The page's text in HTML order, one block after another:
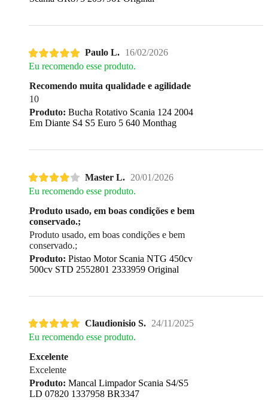
Paulo L. 16/02/2026
Eu recomendo esse produto.
Recomendo muita qualidade e agilidade
10
Produto: Bucha Rotativo Scania 124 2004
Em Diante S4 S5 Euro 5 640 Monthag
Master L. 20/01/2026
Eu recomendo esse produto.
Produto usado, em boas condições e bem
conservado.;
Produto usado, em boas condições e bem
conservado.;
Produto: Pistao Motor Scania NTG 450cv
500cv STD 2552801 2333959 Original
Claudionisio S. 24/11/2025
Eu recomendo esse produto.
Excelente
Excelente
Produto: Mancal Limpador Scania S4/S5
LD 07820 1337958 BR3347